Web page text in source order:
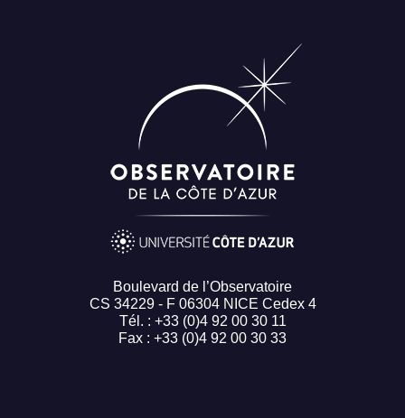
Boulevard de l’Observatoire
CS 34229 - F 06304 NICE Cedex 4
Tél. : +33 (0)4 92 00 30 11
Fax : +33 (0)4 92 00 30 33